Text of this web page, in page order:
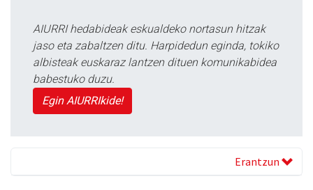
AIURRI hedabideak eskualdeko nortasun hitzak
jaso eta zabaltzen ditu. Harpidedun eginda, tokiko
albisteak euskaraz lantzen dituen komunikabidea
babestuko duzu.
Egin AIURRIkide!
Erantzun